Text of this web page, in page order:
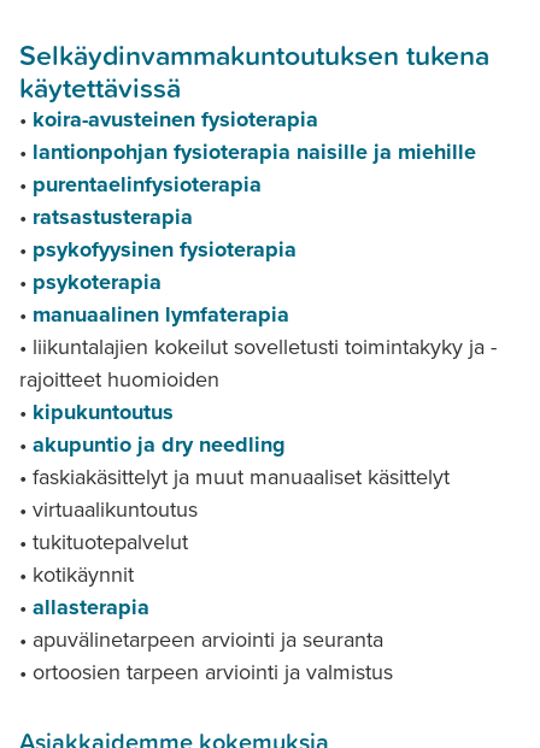
Selkäydinvammakuntoutuksen tukena
käytettävissä
• koira-avusteinen fysioterapia
• lantionpohjan fysioterapia naisille ja miehille
• purentaelinfysioterapia
• ratsastusterapia
• psykofyysinen fysioterapia
• psykoterapia
• manuaalinen lymfaterapia
• liikuntalajien kokeilut sovelletusti toimintakyky ja ­
rajoitteet huomioiden
• kipukuntoutus
• akupuntio ja dry needling
• faskiakäsittelyt ja muut manuaaliset käsittelyt
• virtuaalikuntoutus
• tukituotepalvelut
• kotikäynnit
• allasterapia
• apuvälinetarpeen arviointi ja seuranta
• ortoosien tarpeen arviointi ja valmistus